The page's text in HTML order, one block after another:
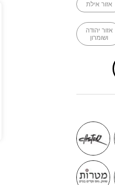
אזור אילת
אזור יהודה
ושומרון